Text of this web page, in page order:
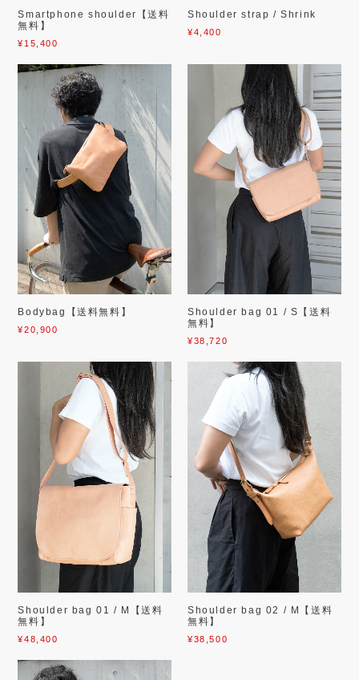
Smartphone shoulder【送料
無料】
¥15,400
Shoulder strap / Shrink
¥4,400
Bodybag【送料無料】
¥20,900
Shoulder bag 01 / S【送料
無料】
¥38,720
Shoulder bag 01 / M【送料
無料】
¥48,400
Shoulder bag 02 / M【送料
無料】
¥38,500